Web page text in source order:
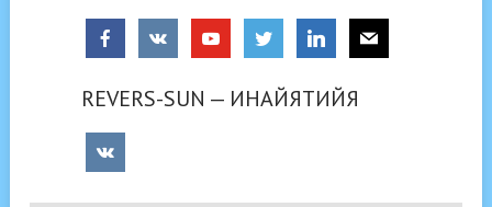
REVERS-SUN — ИНАЙЯТИЙЯ